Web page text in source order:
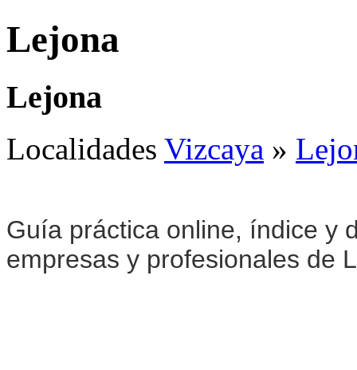
Lejona
Lejona
Localidades Vizcaya »
Guía práctica online, índice y
empresas y profesionales de